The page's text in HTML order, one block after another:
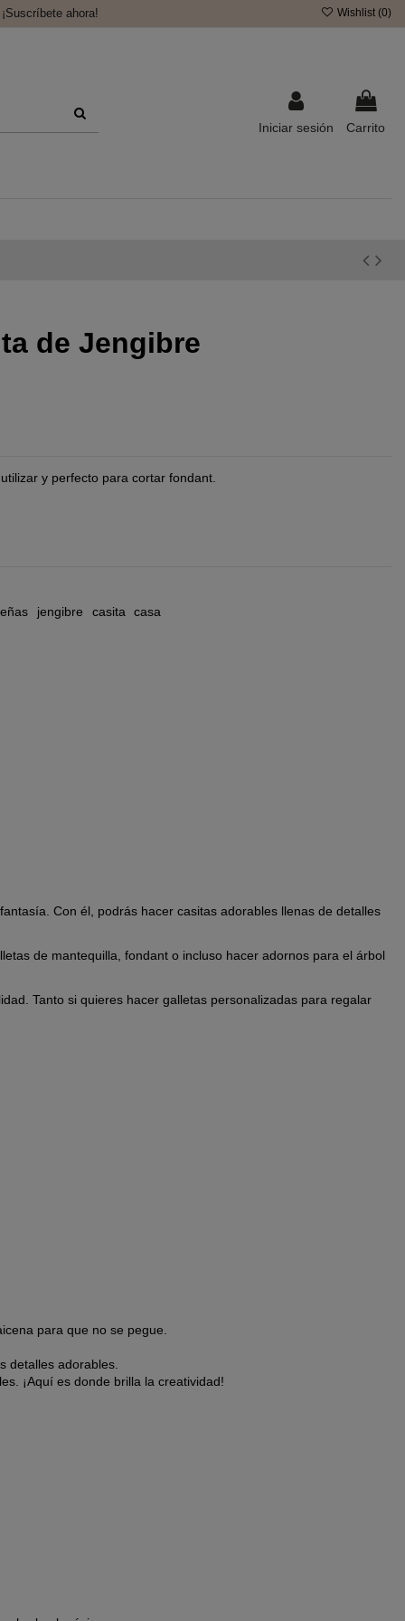
ahora! Wishlist (0)
Iniciar sesión Carrito
de Jengibre
y perfecto para cortar fondant.
jengibre casita casa
Con él, podrás hacer casitas adorables llenas de detalles
de mantequilla, fondant o incluso hacer adornos para el árbol
Tanto si quieres hacer galletas personalizadas para regalar
para que no se pegue.
detalles adorables.
¡Aquí es donde brilla la creatividad!